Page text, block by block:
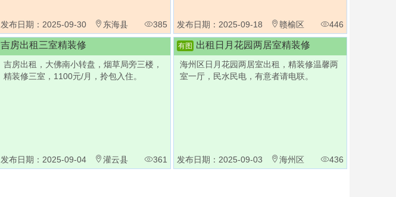
发布日期：2025-09-30 东海县 385 发布日期：2025-09-18 赣榆区 446
吉房出租三室精装修
吉房出租，大佛南小转盘，烟草局旁三楼，
精装修三室，1100元/月，拎包入住。
发布日期：2025-09-04 灌云县 361
有图 出租日月花园两居室精装修
海州区日月花园两居室出租，精装修温馨两
室一厅，民水民电，有意者请电联。
发布日期：2025-09-03 海州区 436